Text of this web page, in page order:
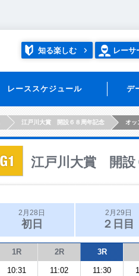
知る楽しむ レーサ
レーススケジュール デ
江戸川大賞 開設６８周年記念 オッ
江戸川大賞 開設
2月28日
初日
2月29日
２日目
1R 2R 3R
10:31 11:02 11:30